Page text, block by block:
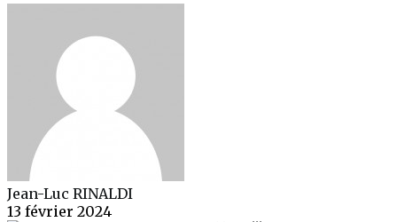
Jean-Luc RINALDI
13 février 2024